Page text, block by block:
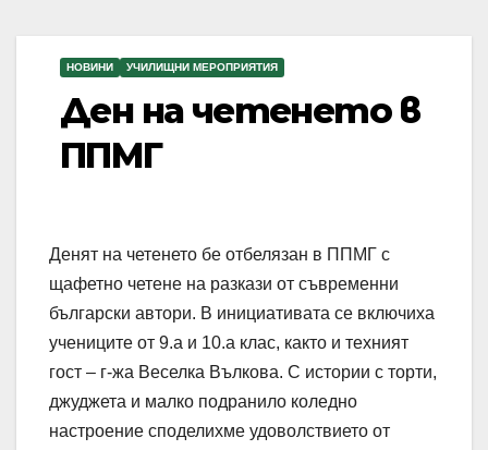
НОВИНИ УЧИЛИЩНИ МЕРОПРИЯТИЯ
Ден на четенето в
ППМГ
Денят на четенето бе отбелязан в ППМГ с
щафетно четене на разкази от съвременни
български автори. В инициативата се включиха
учениците от 9.а и 10.а клас, както и техният
гост – г-жа Веселка Вълкова. С истории с торти,
джуджета и малко подранило коледно
настроение споделихме удоволствието от